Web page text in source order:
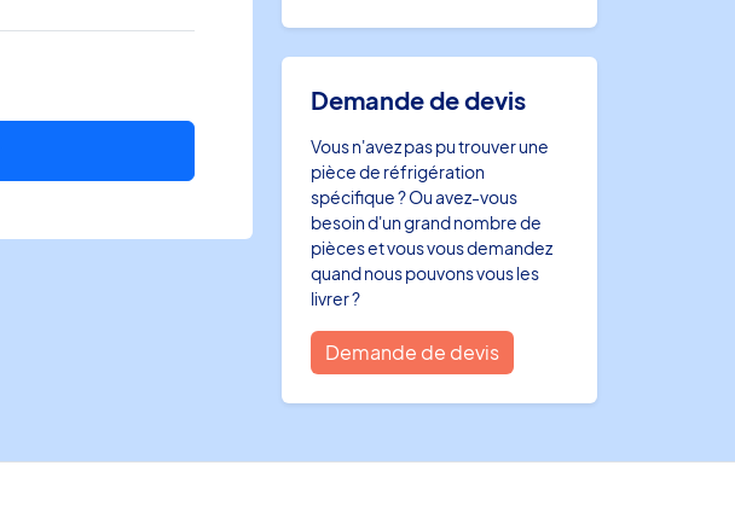
Demande de devis
Vous n'avez pas pu trouver une
pièce de réfrigération
spécifique ? Ou avez-vous
besoin d'un grand nombre de
pièces et vous vous demandez
quand nous pouvons vous les
livrer ?
Demande de devis